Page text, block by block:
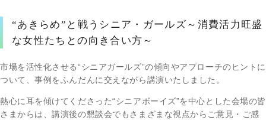
“あきらめ”と戦うシニア・ガールズ～消費活力旺盛
な女性たちとの向き合い方～
市場を活性化させる“シニアガールズ”の傾向やアプローチのヒントに
ついて、事例をふんだんに交えながら講演いたしました。
熱心に耳を傾けてくださった“シニアボーイズ”を中心とした会場の皆
さまからは、講演後の懇談会でもさまざまな視点からご意見・ご感